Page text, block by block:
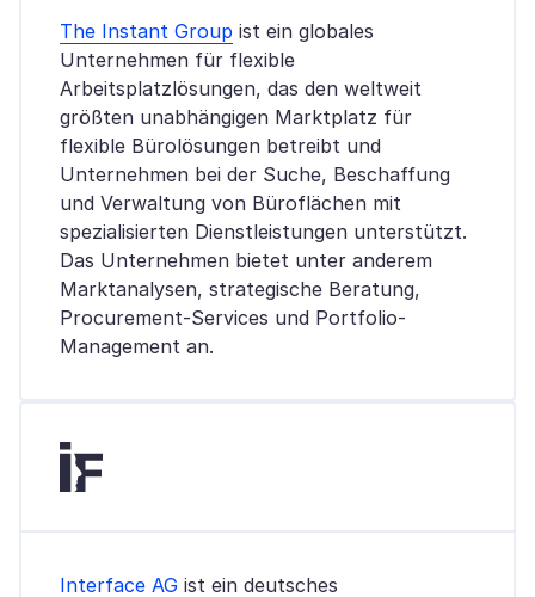
The Instant Group ist ein globales
Unternehmen für flexible
Arbeitsplatzlösungen, das den weltweit
größten unabhängigen Marktplatz für
flexible Bürolösungen betreibt und
Unternehmen bei der Suche, Beschaffung
und Verwaltung von Büroflächen mit
spezialisierten Dienstleistungen unterstützt.
Das Unternehmen bietet unter anderem
Marktanalysen, strategische Beratung,
Procurement-Services und Portfolio-
Management an.
Interface AG ist ein deutsches